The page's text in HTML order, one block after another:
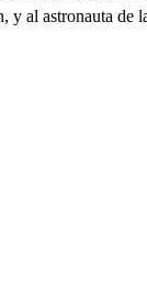
y al astronauta de